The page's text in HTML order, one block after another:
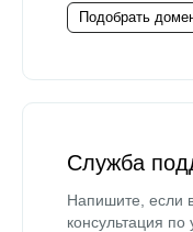
Подобрать
Служба
Напишите, если
консультация по